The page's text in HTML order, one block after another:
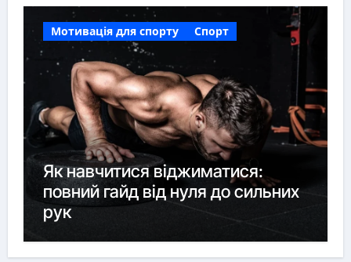
Мотивація для спорту Спорт
Як навчитися віджиматися:
повний гайд від нуля до сильних
рук